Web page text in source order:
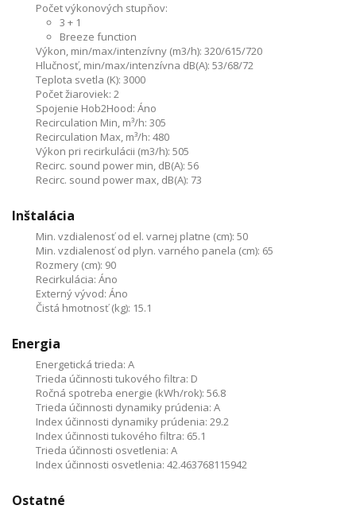
Počet výkonových stupňov:
3 + 1
Breeze function
Výkon, min/max/intenzívny (m3/h): 320/615/720
Hlučnosť, min/max/intenzívna dB(A): 53/68/72
Teplota svetla (K): 3000
Počet žiaroviek: 2
Spojenie Hob2Hood: Áno
Recirculation Min, m³/h: 305
Recirculation Max, m³/h: 480
Výkon pri recirkulácii (m3/h): 505
Recirc. sound power min, dB(A): 56
Recirc. sound power max, dB(A): 73
Inštalácia
Min. vzdialenosť od el. varnej platne (cm): 50
Min. vzdialenosť od plyn. varného panela (cm): 65
Rozmery (cm): 90
Recirkulácia: Áno
Externý vývod: Áno
Čistá hmotnosť (kg): 15.1
Energia
Energetická trieda: A
Trieda účinnosti tukového filtra: D
Ročná spotreba energie (kWh/rok): 56.8
Trieda účinnosti dynamiky prúdenia: A
Index účinnosti dynamiky prúdenia: 29.2
Index účinnosti tukového filtra: 65.1
Trieda účinnosti osvetlenia: A
Index účinnosti osvetlenia: 42.463768115942
Ostatné